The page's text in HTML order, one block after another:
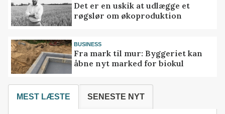
Det er en uskik at udlægge et
røgslør om økoproduktion
BUSINESS
Fra mark til mur: Byggeriet kan
åbne nyt marked for biokul
MEST LÆSTE SENESTE NYT